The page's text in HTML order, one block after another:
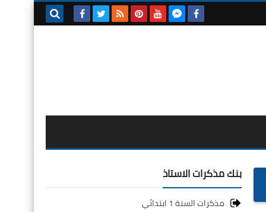
بنك مذكرات الاستاذ
مذكرات السنة 1 ابتدائي